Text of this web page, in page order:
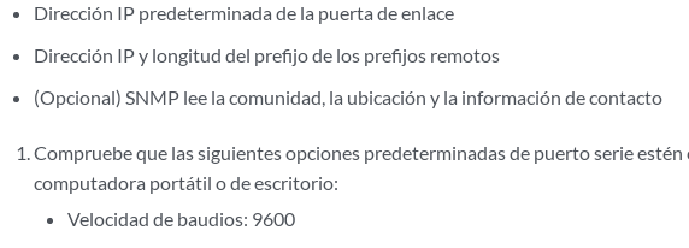
Dirección IP predeterminada de la puerta de enlace
Dirección IP y longitud del prefijo de los prefijos remotos
(Opcional) SNMP lee la comunidad, la ubicación y la información de contacto
Compruebe que las siguientes opciones predeterminadas de puerto serie estén
computadora portátil o de escritorio:
Velocidad de baudios: 9600